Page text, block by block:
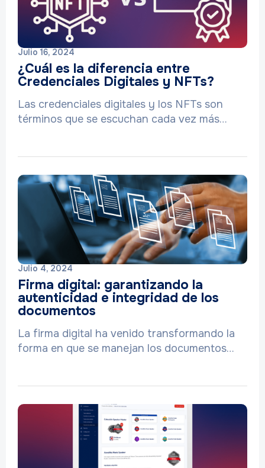
Julio 16, 2024
¿Cuál es la diferencia entre
Credenciales Digitales y NFTs?
Las credenciales digitales y los NFTs son
términos que se escuchan cada vez más…
Julio 4, 2024
Firma digital: garantizando la
autenticidad e integridad de los
documentos
La firma digital ha venido transformando la
forma en que se manejan los documentos…